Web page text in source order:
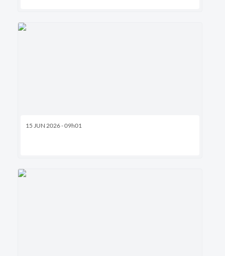
15 JUN 2026 - 09h01